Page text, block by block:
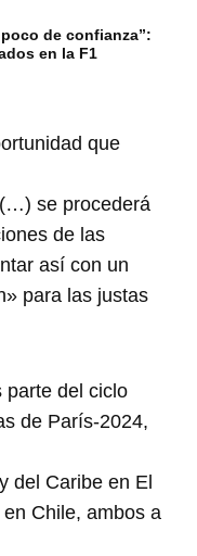
de confianza”:
en la F1
que
se procederá
de las
así con un
para las justas
parte del ciclo
de París-2024,
del Caribe en El
Chile, ambos a